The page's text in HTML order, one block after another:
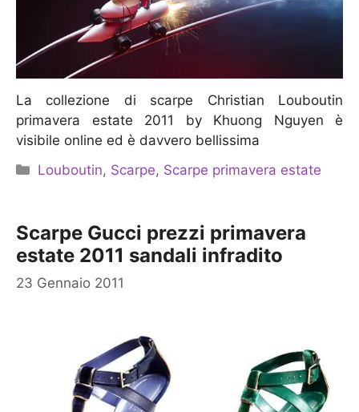
La collezione di scarpe Christian Louboutin
primavera estate 2011 by Khuong Nguyen è
visibile online ed è davvero bellissima
Categorie
Louboutin, Scarpe, Scarpe primavera estate
Scarpe Gucci prezzi primavera
estate 2011 sandali infradito
23 Gennaio 2011